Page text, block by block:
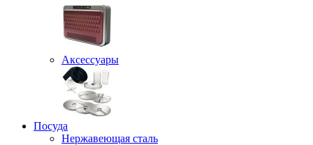
Аксессуары
Посуда
Нержавеющая сталь